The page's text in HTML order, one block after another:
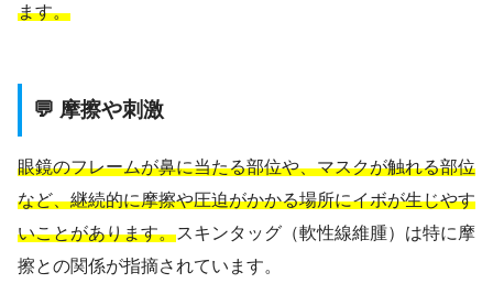
ます。
💬 摩擦や刺激
眼鏡のフレームが鼻に当たる部位や、マスクが触れる部位
など、継続的に摩擦や圧迫がかかる場所にイボが生じやす
いことがあります。スキンタッグ（軟性線維腫）は特に摩
擦との関係が指摘されています。